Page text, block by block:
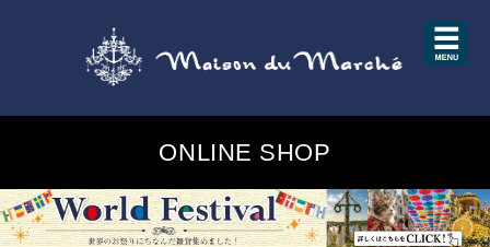
ONLINE SHOP